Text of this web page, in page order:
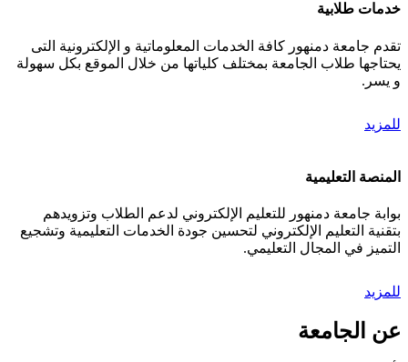
خدمات طلابية
تقدم جامعة دمنهور كافة الخدمات المعلوماتية و الإلكترونية التى
يحتاجها طلاب الجامعة بمختلف كلياتها من خلال الموقع بكل سهولة
و يسر.
للمزيد
المنصة التعليمية
بوابة جامعة دمنهور للتعليم الإلكتروني لدعم الطلاب وتزويدهم
بتقنية التعليم الإلكتروني لتحسين جودة الخدمات التعليمية وتشجيع
التميز في المجال التعليمي.
للمزيد
عن الجامعة